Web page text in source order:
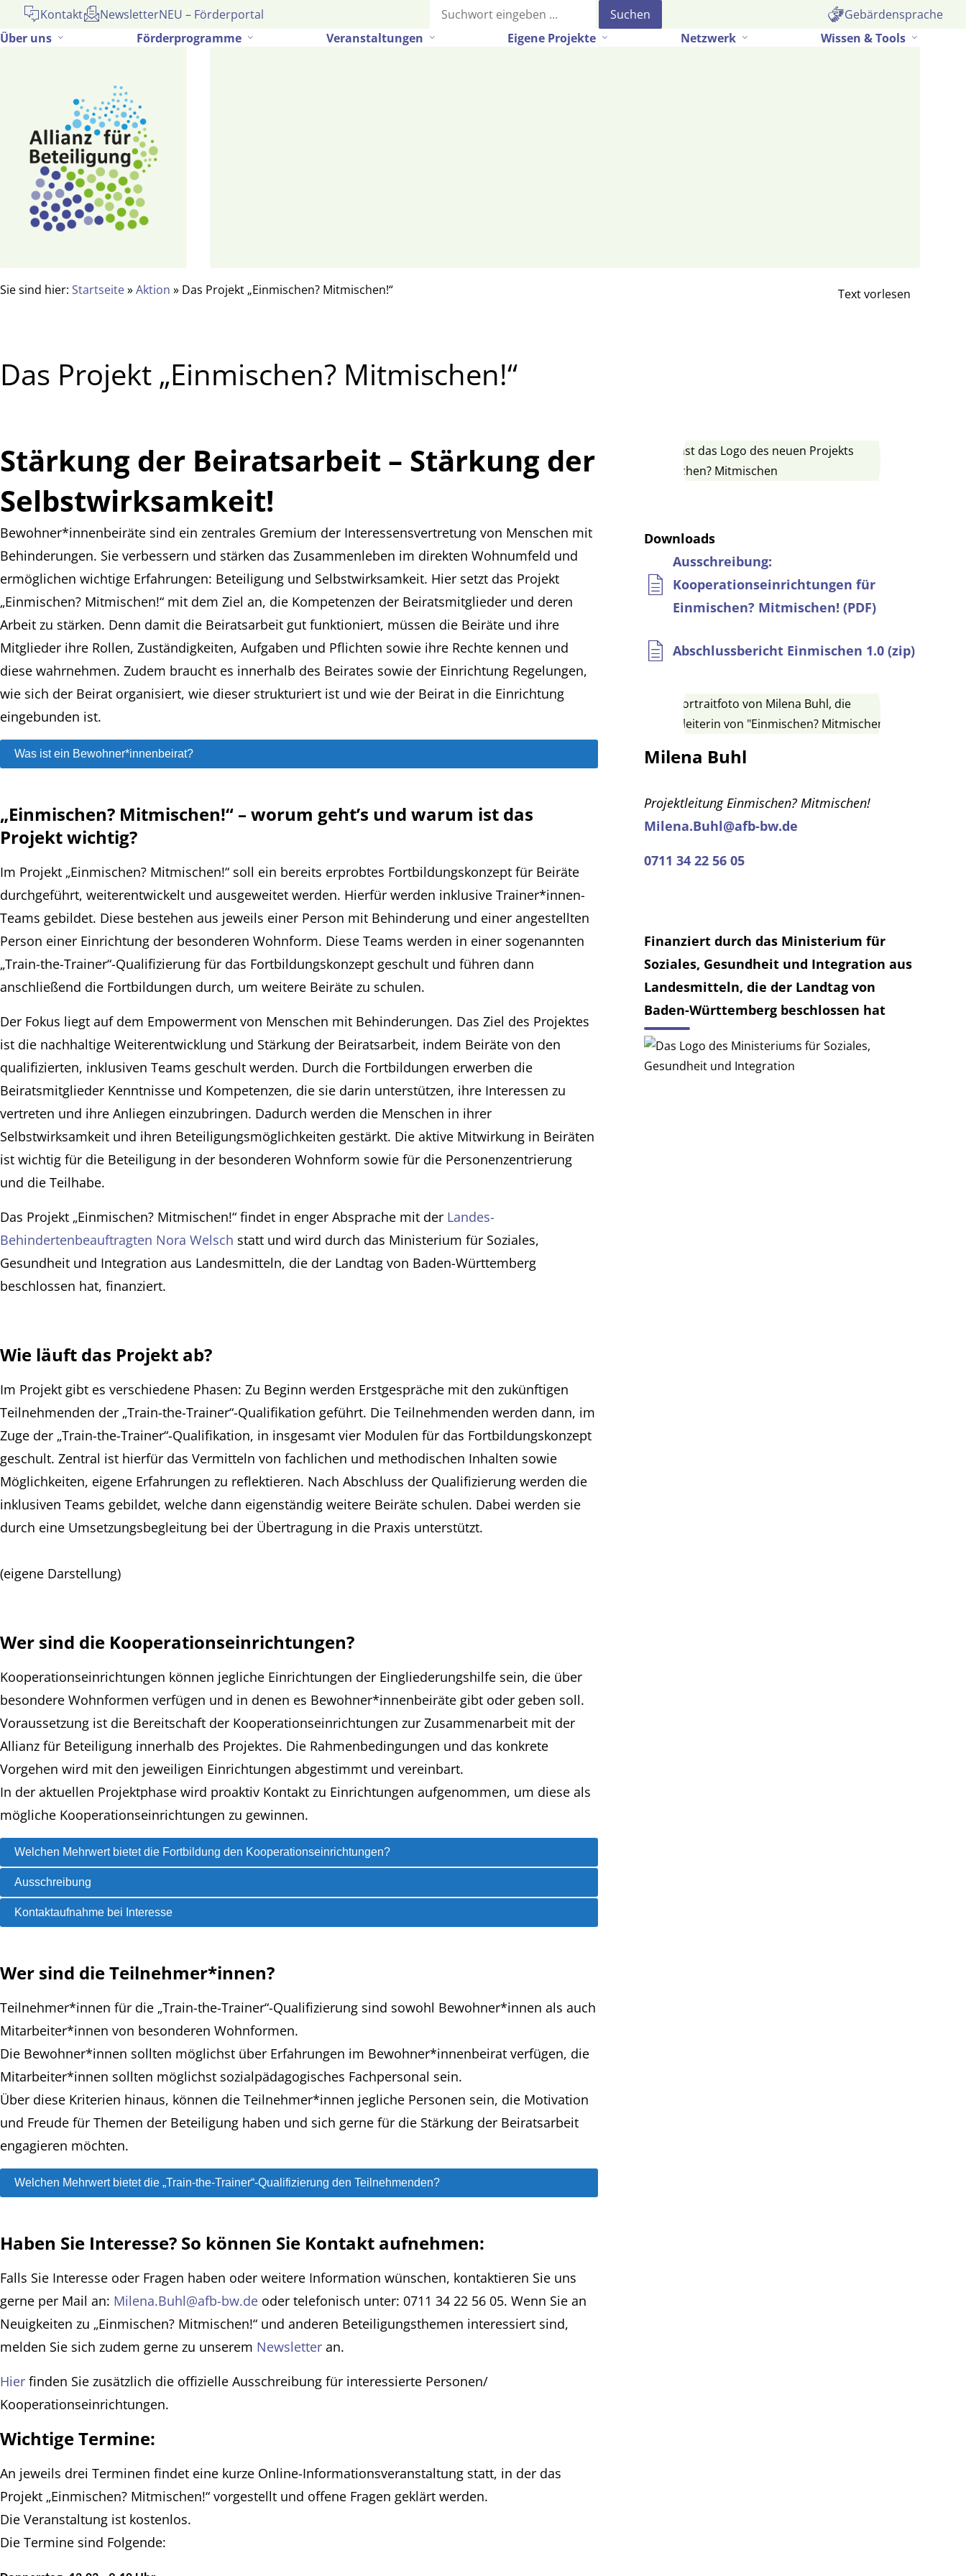
Gehe
Inhalt
Kontakt NewsletterNEU – Förderportal Suche
Gebärdensprache
Über uns
Förderprogramme Veranstaltungen Eigene Projekte Netzwerk Wissen & Tools
Sie sind hier: Startseite»Aktion » Das Projekt „Einmischen? Mitmischen!“
Das Projekt „Einmischen? Mitmischen!“
Stärkung der Beiratsarbeit – Stärkung der
Selbstwirksamkeit!
Bewohner*innenbeiräte sind ein zentrales Gremium der Interessensvertretung von Menschen mit
Behinderungen. Sie verbessern und stärken das Zusammenleben im direkten Wohnumfeld und
ermöglichen wichtige Erfahrungen: Beteiligung und Selbstwirksamkeit. Hier setzt das Projekt
„Einmischen? Mitmischen!“ mit dem Ziel an, die Kompetenzen der Beiratsmitglieder und deren
Arbeit zu stärken. Denn damit die Beiratsarbeit gut funktioniert, müssen die Beiräte und ihre
Mitglieder ihre Rollen, Zuständigkeiten, Aufgaben und Pflichten sowie ihre Rechte kennen und
diese wahrnehmen. Zudem braucht es innerhalb des Beirates sowie der Einrichtung Regelungen,
wie sich der Beirat organisiert, wie dieser strukturiert ist und wie der Beirat in die Einrichtung
eingebunden ist.
Was ist ein Bewohner*innenbeirat?
„Einmischen? Mitmischen!“ – worum geht’s und warum ist das
Projekt wichtig?
Im Projekt „Einmischen? Mitmischen!“ soll ein bereits erprobtes Fortbildungskonzept für Beiräte
durchgeführt, weiterentwickelt und ausgeweitet werden. Hierfür werden inklusive Trainer*innen-
Teams gebildet. Diese bestehen aus jeweils einer Person mit Behinderung und einer angestellten
Person einer Einrichtung der besonderen Wohnform. Diese Teams werden in einer sogenannten
„Train-the-Trainer“-Qualifizierung für das Fortbildungskonzept geschult und führen dann
anschließend die Fortbildungen durch, um weitere Beiräte zu schulen.
Der Fokus liegt auf dem Empowerment von Menschen mit Behinderungen. Das Ziel des Projektes
ist die nachhaltige Weiterentwicklung und Stärkung der Beiratsarbeit, indem Beiräte von den
qualifizierten, inklusiven Teams geschult werden. Durch die Fortbildungen erwerben die
Beiratsmitglieder Kenntnisse und Kompetenzen, die sie darin unterstützen, ihre Interessen zu
vertreten und ihre Anliegen einzubringen. Dadurch werden die Menschen in ihrer
Selbstwirksamkeit und ihren Beteiligungsmöglichkeiten gestärkt. Die aktive Mitwirkung in Beiräten
ist wichtig für die Beteiligung in der besonderen Wohnform sowie für die Personenzentrierung
und die Teilhabe.
Das Projekt „Einmischen? Mitmischen!“ findet in enger Absprache mit der Landes-
Behindertenbeauftragten Nora Welsch statt und wird durch das Ministerium für Soziales,
Gesundheit und Integration aus Landesmitteln, die der Landtag von Baden-Württemberg
beschlossen hat, finanziert.
Wie läuft das Projekt ab?
Im Projekt gibt es verschiedene Phasen: Zu Beginn werden Erstgespräche mit den zukünftigen
Teilnehmenden der „Train-the-Trainer“-Qualifikation geführt. Die Teilnehmenden werden dann, im
Zuge der „Train-the-Trainer“-Qualifikation, in insgesamt vier Modulen für das Fortbildungskonzept
geschult. Zentral ist hierfür das Vermitteln von fachlichen und methodischen Inhalten sowie
Möglichkeiten, eigene Erfahrungen zu reflektieren. Nach Abschluss der Qualifizierung werden die
inklusiven Teams gebildet, welche dann eigenständig weitere Beiräte schulen. Dabei werden sie
durch eine Umsetzungsbegleitung bei der Übertragung in die Praxis unterstützt.
(eigene Darstellung)
Wer sind die Kooperationseinrichtungen?
Kooperationseinrichtungen können jegliche Einrichtungen der Eingliederungshilfe sein, die über
besondere Wohnformen verfügen und in denen es Bewohner*innenbeiräte gibt oder geben soll.
Voraussetzung ist die Bereitschaft der Kooperationseinrichtungen zur Zusammenarbeit mit der
Allianz für Beteiligung innerhalb des Projektes. Die Rahmenbedingungen und das konkrete
Vorgehen wird mit den jeweiligen Einrichtungen abgestimmt und vereinbart.
In der aktuellen Projektphase wird proaktiv Kontakt zu Einrichtungen aufgenommen, um diese als
mögliche Kooperationseinrichtungen zu gewinnen.
Welchen Mehrwert bietet die Fortbildung den Kooperationseinrichtungen?
Ausschreibung
Kontaktaufnahme bei Interesse
Wer sind die Teilnehmer*innen?
Teilnehmer*innen für die „Train-the-Trainer“-Qualifizierung sind sowohl Bewohner*innen als auch
Mitarbeiter*innen von besonderen Wohnformen.
Die Bewohner*innen sollten möglichst über Erfahrungen im Bewohner*innenbeirat verfügen, die
Mitarbeiter*innen sollten möglichst sozialpädagogisches Fachpersonal sein.
Über diese Kriterien hinaus, können die Teilnehmer*innen jegliche Personen sein, die Motivation
und Freude für Themen der Beteiligung haben und sich gerne für die Stärkung der Beiratsarbeit
engagieren möchten.
Welchen Mehrwert bietet die „Train-the-Trainer“-Qualifizierung den Teilnehmenden?
Haben Sie Interesse? So können Sie Kontakt aufnehmen:
Falls Sie Interesse oder Fragen haben oder weitere Information wünschen, kontaktieren Sie uns
gerne per Mail an: Milena.Buhl@afb-bw.de oder telefonisch unter: 0711 34 22 56 05. Wenn Sie an
Neuigkeiten zu „Einmischen? Mitmischen!“ und anderen Beteiligungsthemen interessiert sind,
melden Sie sich zudem gerne zu unserem Newsletter an.
Hier finden Sie zusätzlich die offizielle Ausschreibung für interessierte Personen/
Kooperationseinrichtungen.
Wichtige Termine:
An jeweils drei Terminen findet eine kurze Online-Informationsveranstaltung statt, in der das
Projekt „Einmischen? Mitmischen!“ vorgestellt und offene Fragen geklärt werden.
Die Veranstaltung ist kostenlos.
Die Termine sind Folgende:
Downloads
Ausschreibung:
Kooperationseinrichtungen für
Einmischen? Mitmischen! (PDF)
Abschlussbericht Einmischen 1.0 (zip)
Milena Buhl
Projektleitung Einmischen? Mitmischen!
Milena.Buhl@afb-bw.de
0711 34 22 56 05
Finanziert durch das Ministerium für
Soziales, Gesundheit und Integration aus
Landesmitteln, die der Landtag von
Baden-Württemberg beschlossen hat